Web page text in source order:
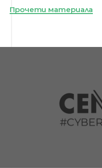
Прочети материала